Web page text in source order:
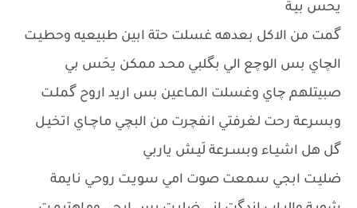
يحس بيـة
گمت من الاكل بعدهه غسلت حتة ابين طبيعيه وحطيـت
الچاي بس الوچع الي بگلبي محـد ممكن يحَس بي
صبيتلهم چاي وغسلت المـاعين بس اريد اروح گملـت
وبسرعة رحت لغرفتي انفچرت من البچي ماچـاي اتخيـل
گل هل اشيـاء وبسـرعة لَيـش ياربي
ضليـت ابجي سمعت صوت امي سويـت روحي نايمة